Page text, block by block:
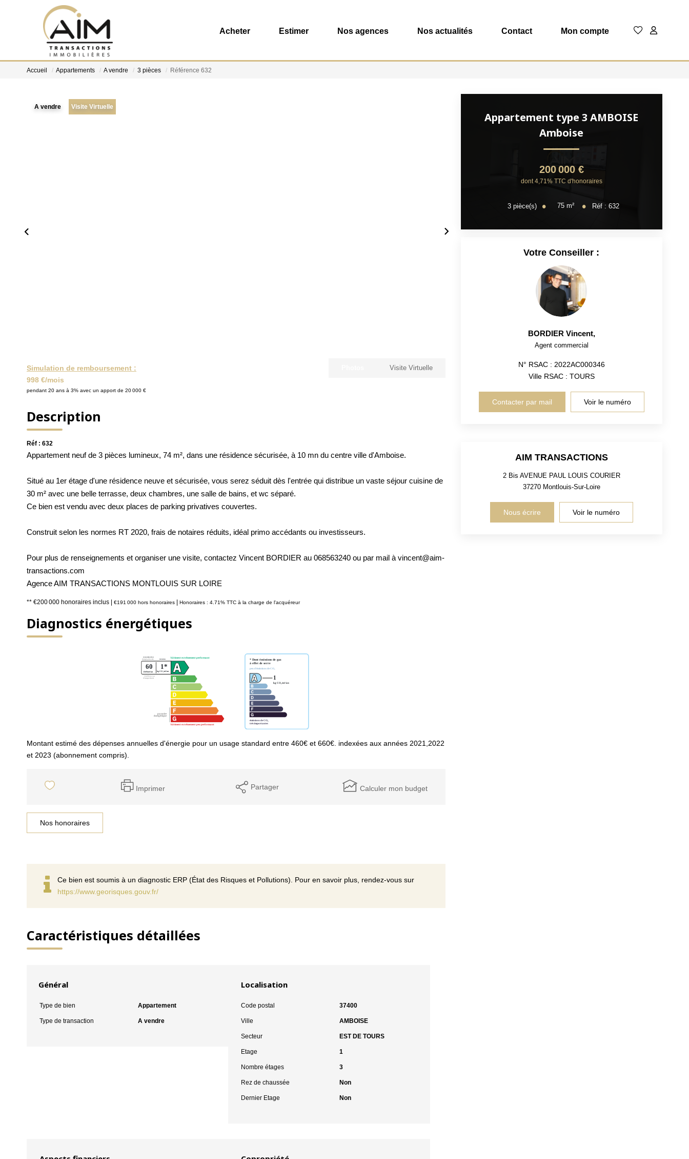
Acheter Estimer Nos agences Nos actualités Contact Mon compte
Accueil Appartements A vendre 3 pièces Référence 632
A vendre Visite Virtuelle
Simulation de remboursement :
998 €/mois
pendant 20 ans à 3% avec un apport de 20 000 €
Visite Virtuelle
Description
Réf : 632
Appartement neuf de 3 pièces lumineux, 74 m², dans une résidence sécurisée, à 10 mn du centre ville d'Amboise.
Situé au 1er étage d'une résidence neuve et sécurisée, vous serez séduit dès l'entrée qui distribue un vaste séjour cuisine de
30 m² avec une belle terrasse, deux chambres, une salle de bains, et wc séparé.
Ce bien est vendu avec deux places de parking privatives couvertes.
Construit selon les normes RT 2020, frais de notaires réduits, idéal primo accédants ou investisseurs.
Pour plus de renseignements et organiser une visite, contactez Vincent BORDIER au 068563240 ou par mail à vincent@aim-
transactions.com
Agence AIM TRANSACTIONS MONTLOUIS SUR LOIRE
** €200 000 honoraires inclus €191 000 hors honoraires Honoraires : 4.71% TTC à la charge de l'acquéreur
Diagnostics énergétiques
Montant estimé des dépenses annuelles d'énergie pour un usage standard entre 460€ et 660€. indexées aux années 2021,2022
et 2023 (abonnement compris).
Imprimer Partager Calculer mon budget
Nos honoraires
Ce bien est soumis à un diagnostic ERP (État des Risques et Pollutions). Pour en savoir plus, rendez-vous sur
https://www.georisques.gouv.fr/
Caractéristiques détaillées
Général
Type de bien Appartement
Type de transaction A vendre
Localisation
Code postal 37400
Ville AMBOISE
Secteur EST DE TOURS
Etage 1
Nombre étages 3
Rez de chaussée Non
Dernier Etage Non
Appartement type 3 AMBOISE
Amboise
200 000 €
dont 4,71% TTC d'honoraires
3pièce(s) 75m² Réf :632
AIM TRANSACTIONS
2 Bis AVENUE PAUL LOUIS COURIER
37270 Montlouis-Sur-Loire
Nous écrire Voir le numéro
Votre Conseiller :
BORDIER Vincent,
Agent commercial
N° RSAC : 2022AC000346
Ville RSAC : TOURS
Contacter par mail Voir le numéro